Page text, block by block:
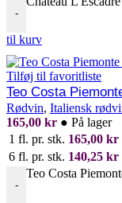
-
til kurv
Tilføj til favoritliste
Teo Costa
Rødvin, Italiensk
165,00 kr ● På lager
1 fl. pr. stk. 165,00 kr
6 fl. pr. stk. 140,25 kr
-
Teo Costa